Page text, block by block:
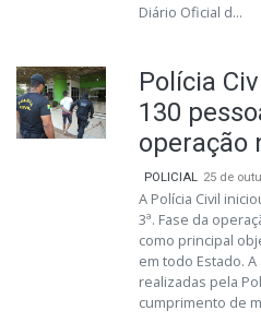
Diário Oficial d...
Polícia
130
operação
POLICIAL 25 de
A Polícia Civil
3ª. Fase da
como principal
em todo Estado.
realizadas pela
cumprimento de